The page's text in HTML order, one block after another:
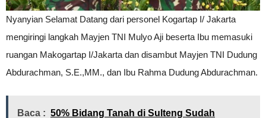
Nyanyian Selamat Datang dari personel Kogartap I/ Jakarta
mengiringi langkah Mayjen TNI Mulyo Aji beserta Ibu memasuki
ruangan Makogartap I/Jakarta dan disambut Mayjen TNI Dudung
Abdurachman, S.E.,MM., dan Ibu Rahma Dudung Abdurachman.
Baca : 50% Bidang Tanah di Sulteng Sudah